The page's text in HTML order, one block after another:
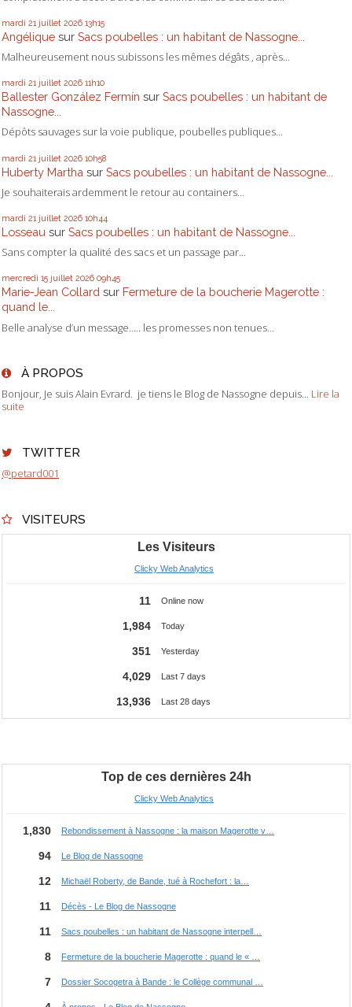
mardi 21 juillet 2026 13h15
Angélique sur Sacs poubelles : un habitant de Nassogne...
Malheureusement nous subissons les mêmes dégâts , après...
mardi 21 juillet 2026 11h10
Ballester González Fermín sur Sacs poubelles : un habitant de
Nassogne...
Dépôts sauvages sur la voie publique, poubelles publiques...
mardi 21 juillet 2026 10h58
Huberty Martha sur Sacs poubelles : un habitant de Nassogne...
Je souhaiterais ardemment le retour au containers...
mardi 21 juillet 2026 10h44
Losseau sur Sacs poubelles : un habitant de Nassogne...
Sans compter la qualité des sacs et un passage par...
mercredi 15 juillet 2026 09h45
Marie-Jean Collard sur Fermeture de la boucherie Magerotte :
quand le...
Belle analyse d’un message….. les promesses non tenues...
À PROPOS
Bonjour, Je suis Alain Evrard. je tiens le Blog de Nassogne depuis... Lire la
suite
TWITTER
@petard001
VISITEURS